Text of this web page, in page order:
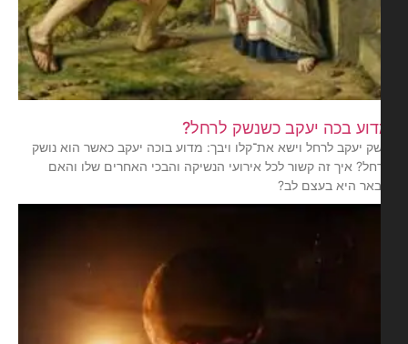
בכה יעקב כשנשק לרחל?
יעקב לרחל וישא את־קלו ויבך: מדוע בוכה יעקב כאשר הוא נושק
איך זה קשור לכל אירועי הנשיקה והבכי האחרים שלו והאם
היא בעצם לב?